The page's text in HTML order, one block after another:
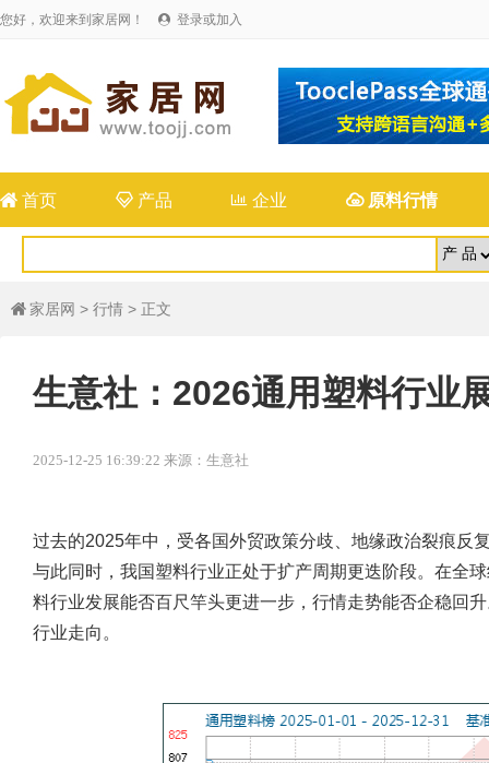
您好，欢迎来到家居网！  登录或加入
 首页 产品  企业 原料行情
 家居网 > 行情 > 正文
生意社：2026通用塑料行业
2025-12-25 16:39:22 来源：生意社
过去的2025年中，受各国外贸政策分歧、地缘政治裂痕反
与此同时，我国塑料行业正处于扩产周期更迭阶段。在全
料行业发展能否百尺竿头更进一步，行情走势能否企稳回
行业走向。